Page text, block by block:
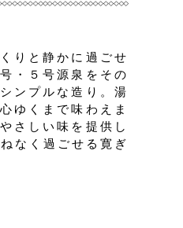
りと静かに過ごせ
・５号源泉をその
ンプルな造り。湯
ゆくまで味わえま
さしい味を提供し
なく過ごせる寛ぎ